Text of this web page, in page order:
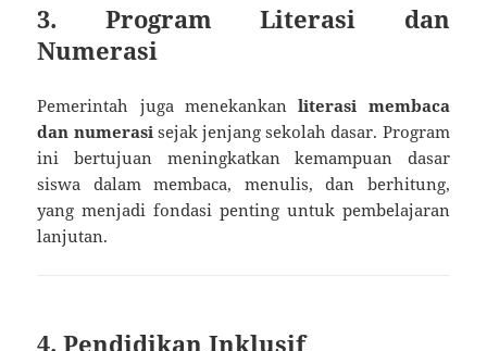
3. Program Literasi dan
Numerasi
Pemerintah juga menekankanliterasi membaca
dan numerasi sejak jenjang sekolah dasar. Program
ini bertujuan meningkatkan kemampuan dasar
siswa dalam membaca, menulis, dan berhitung,
yang menjadi fondasi penting untuk pembelajaran
lanjutan.
4. Pendidikan Inklusif